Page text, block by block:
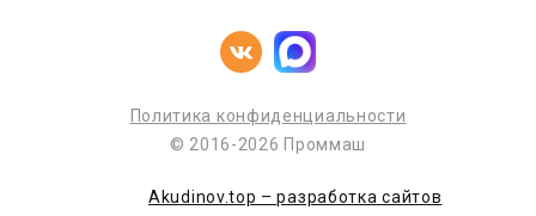
Политика конфиденциальности
© 2016-2026 Проммаш
Akudinov.top – разработка сайтов